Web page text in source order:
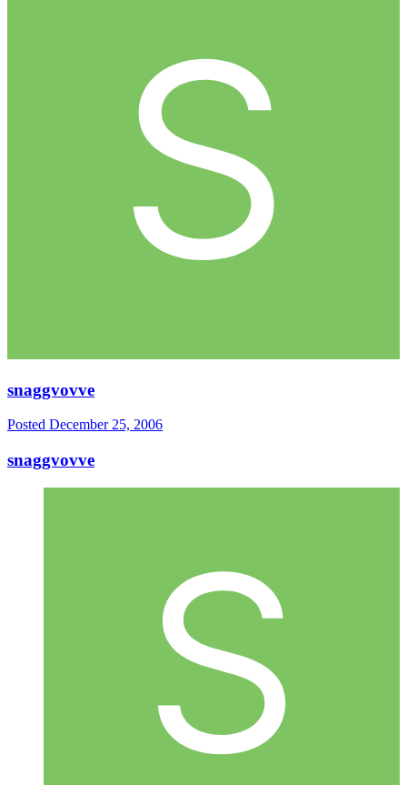
snaggvovve
Posted December 25, 2006
snaggvovve